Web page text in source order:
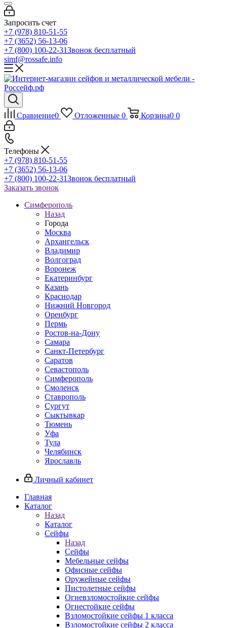
Запросить счет
+7 (978) 810-51-55
+7 (3652) 56-13-06
+7 (800) 100-22-31Звонок бесплатный
simf@rossafe.info
Сравнение0 Отложенные 0 Корзина0 0
Телефоны
+7 (978) 810-51-55
+7 (3652) 56-13-06
+7 (800) 100-22-31Звонок бесплатный
Заказать звонок
Симферополь
Назад
Города
Москва
Архангельск
Владимир
Волгоград
Воронеж
Екатеринбург
Казань
Краснодар
Нижний Новгород
Оренбург
Пермь
Ростов-на-Дону
Самара
Санкт-Петербург
Саратов
Севастополь
Симферополь
Смоленск
Ставрополь
Сургут
Сыктывкар
Тюмень
Уфа
Тула
Челябинск
Ярославль
Личный кабинет
Главная
Каталог
Назад
Каталог
Сейфы
Назад
Сейфы
Мебельные сейфы
Офисные сейфы
Оружейные сейфы
Пистолетные сейфы
Огневзломостойкие сейфы
Огнестойкие сейфы
Взломостойкие сейфы 1 класса
Взломостойкие сейфы 2 класса